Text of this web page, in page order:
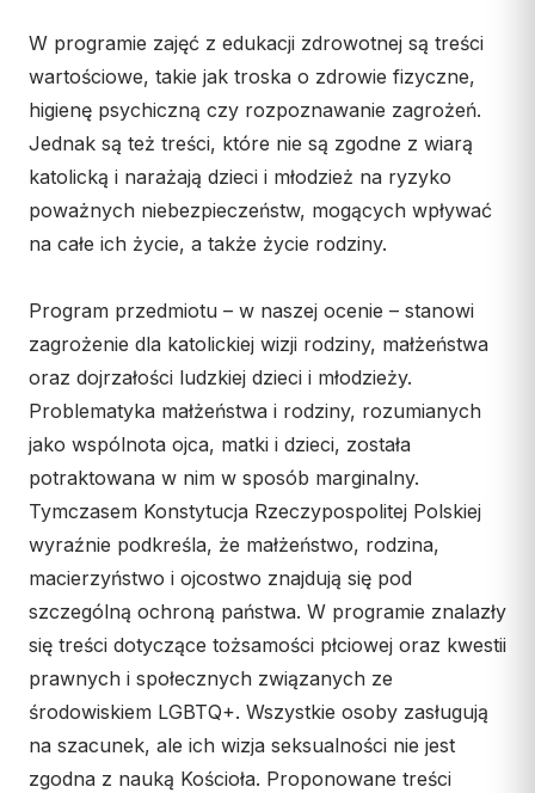
KONTAKT
Dane kurii
Msze święte online
Kalendarz liturgiczny
W programie zajęć z edukacji zdrowotnej są treści
wartościowe, takie jak troska o zdrowie fizyczne,
higienę psychiczną czy rozpoznawanie zagrożeń.
Jednak są też treści, które nie są zgodne z wiarą
katolicką i narażają dzieci i młodzież na ryzyko
poważnych niebezpieczeństw, mogących wpływać
na całe ich życie, a także życie rodziny.
Program przedmiotu – w naszej ocenie – stanowi
zagrożenie dla katolickiej wizji rodziny, małżeństwa
oraz dojrzałości ludzkiej dzieci i młodzieży.
Problematyka małżeństwa i rodziny, rozumianych
jako wspólnota ojca, matki i dzieci, została
potraktowana w nim w sposób marginalny.
Tymczasem Konstytucja Rzeczypospolitej Polskiej
wyraźnie podkreśla, że małżeństwo, rodzina,
macierzyństwo i ojcostwo znajdują się pod
szczególną ochroną państwa. W programie znalazły
się treści dotyczące tożsamości płciowej oraz kwestii
prawnych i społecznych związanych ze
środowiskiem LGBTQ+. Wszystkie osoby zasługują
na szacunek, ale ich wizja seksualności nie jest
zgodna z nauką Kościoła. Proponowane treści